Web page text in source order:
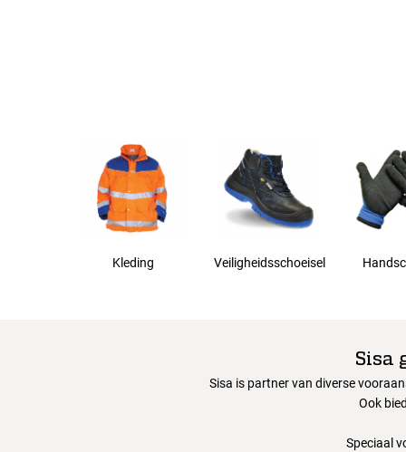
50
Kleding Veiligheidsschoeisel
Sisa
Sisa is partner van diverse
Ook
Speciaal